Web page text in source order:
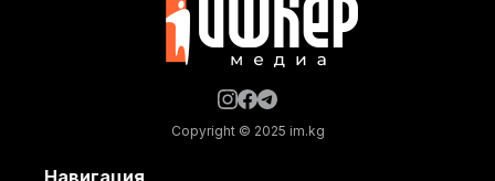
Copyright © 2025 im.kg